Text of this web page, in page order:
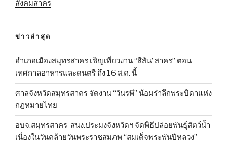
สังคมสาคร
ข่าวล่าสุด
อำเภอเมืองสมุทรสาคร เชิญเที่ยวงาน “สีสัน’ สาคร” ตอน
เทศกาลอาหารและดนตรี ถึง 16 ส.ค. นี้
ศาลจังหวัดสมุทรสาคร จัดงาน “วันรพี” น้อมรำลึกพระบิดาแห่ง
กฎหมายไทย
อบจ.สมุทรสาคร-สนง.ประมงจังหวัดฯ จัดพิธีปล่อยพันธุ์สัตว์น้ำ
เนื่องในวันคล้ายวันพระราชสมภพ “สมเด็จพระพันปีหลวง”